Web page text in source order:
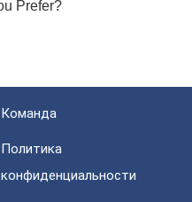
Команда
Политика
конфиденциальности